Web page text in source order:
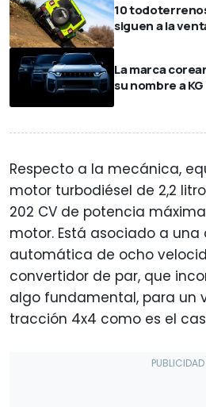
10
siguen a la
La marca
su nombre a
Respecto a la mecánica,
motor turbodiésel de 2,2
202 CV de potencia
motor. Está asociado a
automática de ocho
convertidor de par, que
algo fundamental, para un
tracción 4x4 como es el